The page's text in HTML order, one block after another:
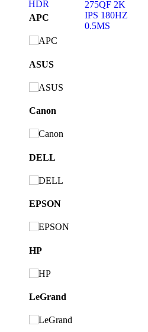
Brands
Carousel
APC
ASUS
Canon
DELL
EPSON
HP
LeGrand